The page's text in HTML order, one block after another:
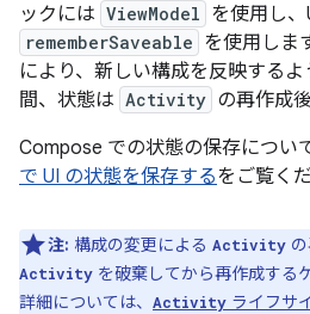
ックには ViewModel を使用し
rememberSaveable を使用しま
により、新しい構成を反映するよ
間、状態は Activity の再作成
Compose での状態の保存につい
で UI の状態を保存するをご覧く
注: 構成の変更による Activity
Activity を破棄してから再作成する
詳細については、 Activity ライフサ